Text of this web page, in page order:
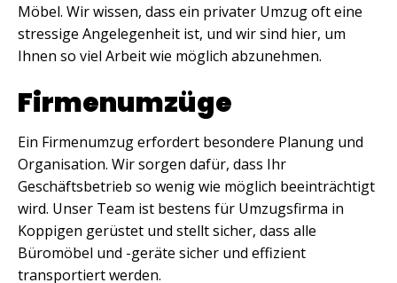
Möbel. Wir wissen, dass ein privater Umzug oft eine
stressige Angelegenheit ist, und wir sind hier, um
Ihnen so viel Arbeit wie möglich abzunehmen.
Firmenumzüge
Ein Firmenumzug erfordert besondere Planung und
Organisation. Wir sorgen dafür, dass Ihr
Geschäftsbetrieb so wenig wie möglich beeinträchtigt
wird. Unser Team ist bestens für Umzugsfirma in
Koppigen gerüstet und stellt sicher, dass alle
Büromöbel und -geräte sicher und effizient
transportiert werden.